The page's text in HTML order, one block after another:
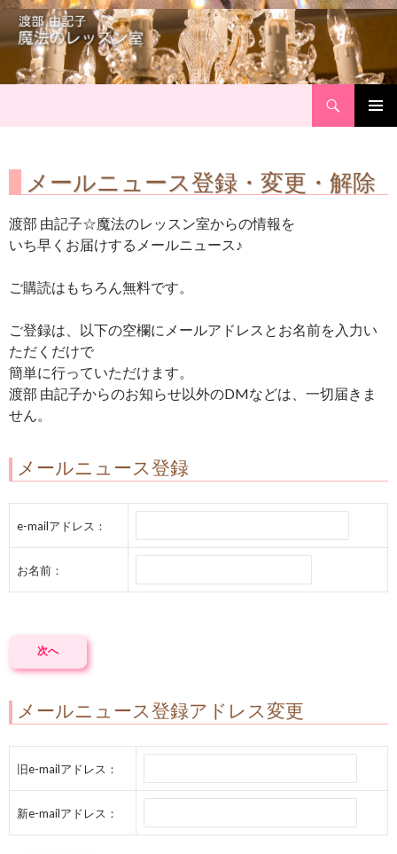
メールニュース登録・変更・解除
渡部 由記子☆魔法のレッスン室からの情報を
いち早くお届けするメールニュース♪
ご購読はもちろん無料です。
ご登録は、以下の空欄にメールアドレスとお名前を入力い
ただくだけで
簡単に行っていただけます。
渡部 由記子からのお知らせ以外のDMなどは、一切届きま
せん。
メールニュース登録
e-mailアドレス：
お名前：
メールニュース登録アドレス変更
旧e-mailアドレス：
新e-mailアドレス：